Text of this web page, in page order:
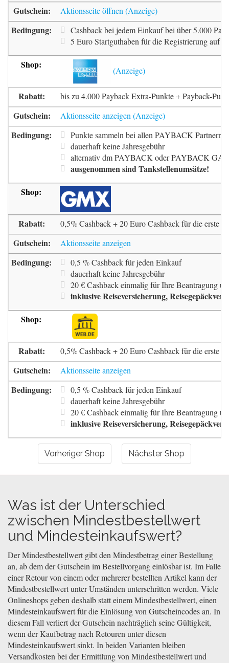
Aktionsseite öffnen
Cashback bei jedem Einkauf bei über 5.000
5 Euro Startguthaben für die Registrierung auf
bis zu 4.000 Payback Extra-Punkte + Payback-
Aktionsseite anzeigen
Punkte sammeln bei allen PAYBACK Partnern,
dauerhaft keine Jahresgebühr
alternativ dm PAYBACK oder PAYBACK
ausgenommen sind Tankstellenumsätze!
0,5% Cashback + 20 Euro Cashback für die erste
Aktionsseite anzeigen
0,5 % Cashback für jeden Einkauf
dauerhaft keine Jahresgebühr
20 € Cashback einmalig für Ihre Beantragung
inklusive Reiseversicherung,
0,5% Cashback + 20 Euro Cashback für die erste
Aktionsseite anzeigen
0,5 % Cashback für jeden Einkauf
dauerhaft keine Jahresgebühr
20 € Cashback einmalig für Ihre Beantragung
inklusive Reiseversicherung,
Vorheriger Shop Nächster Shop
Was ist der Unterschied
zwischen Mindestbestellwert
und Mindesteinkaufswert?
Der Mindestbestellwert gibt den Mindestbetrag einer Bestellung
an, ab dem der Gutschein im Bestellvorgang einlösbar ist. Im Falle
einer Retour von einem oder mehrerer bestellten Artikel kann der
Mindestbestellwert unter Umständen unterschritten werden. Viele
Onlineshops geben deshalb statt einem Mindestbestellwert, einen
Mindesteinkaufswert für die Einlösung von Gutscheincodes an. In
diesem Fall verliert der Gutschein nachträglich seine Gültigkeit,
wenn der Kaufbetrag nach Retouren unter diesen
Mindesteinkaufswert sinkt. In beiden Varianten bleiben
Versandkosten bei der Ermittlung von Mindestbestellwert und